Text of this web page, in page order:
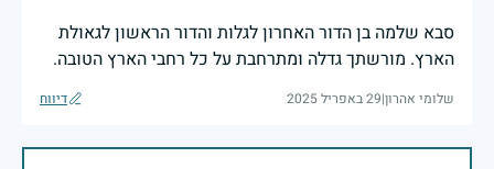
סבא שלמה בן הדור האחרון לגלות והדור הראשון לגאולת
הארץ. מורשתך גדלה ומתרחבת על כל רחבי הארץ הטובה.
שלומי אהרון|29 באפריל 2025 דיווח